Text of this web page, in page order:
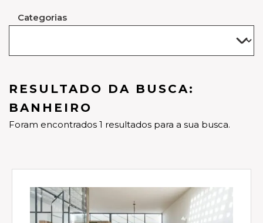
Categorias
RESULTADO DA BUSCA:
BANHEIRO
Foram encontrados 1 resultados para a sua busca.